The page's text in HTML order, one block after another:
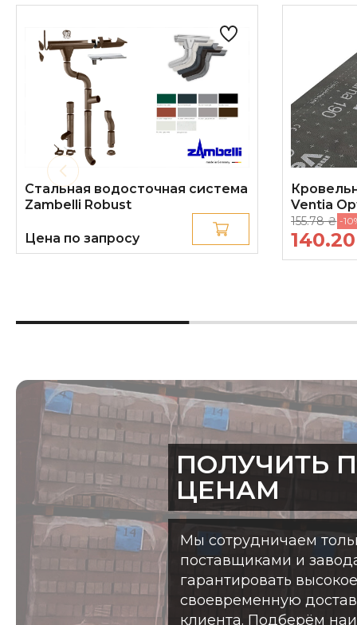
Стандартный уклон крыши
Штук на поддоне
Стальная водосточная система
Zambelli Robust
Цена по запросу
Ventia
155.78 ₴ -
140.20
ПОЛУЧИТЬ
ЦЕНАМ
Мы сотрудничаем
поставщиками и
гарантировать
своевременную
клиента. Подберём